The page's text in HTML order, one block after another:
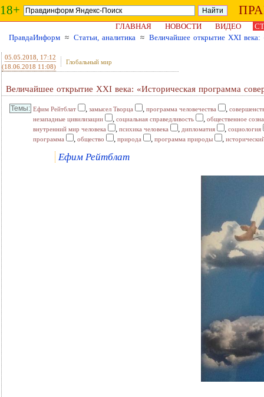
18+
ГЛАВНАЯ НОВОСТИ ВИДЕО
ПравдаИнформ ≈ Статьи, аналитика ≈ Величайшее открытие ХХI века:
05.05.2018 , 17:12
(18.06.2018 11:08)
Глобальный мир
Величайшее открытие ХХI века: «Историческая программа
Ефим Рейтблат , замысел Творца , программа человечества ,
незападные цивилизации
, социальная справедливость , общественное
внутренний мир человека
, психика человека , дипломатия , социология
программа
, общество , природа , программа природы ,
Ефим Рейтблат